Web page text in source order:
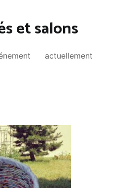
et salons
actuellement